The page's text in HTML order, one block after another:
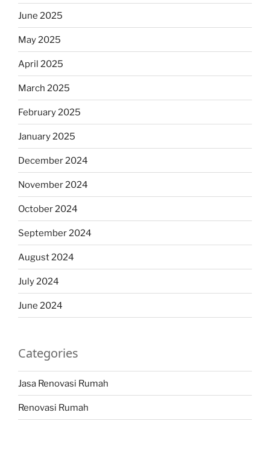
June 2025
May 2025
April 2025
March 2025
February 2025
January 2025
December 2024
November 2024
October 2024
September 2024
August 2024
July 2024
June 2024
Categories
Jasa Renovasi Rumah
Renovasi Rumah